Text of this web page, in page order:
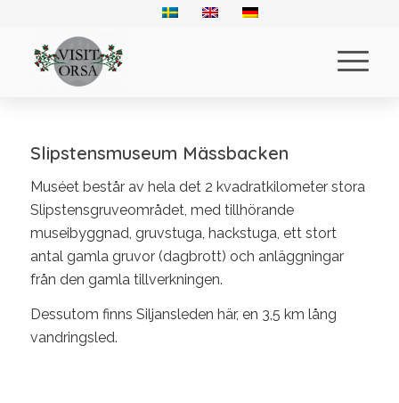
Slipstensmuseum Mässbacken
Muséet består av hela det 2 kvadratkilometer stora
Slipstensgruveområdet, med tillhörande
museibyggnad, gruvstuga, hackstuga, ett stort
antal gamla gruvor (dagbrott) och anläggningar
från den gamla tillverkningen.
Dessutom finns Siljansleden här, en 3,5 km lång
vandringsled.